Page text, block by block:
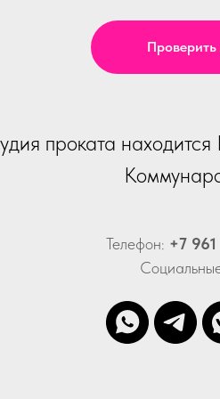
проката
Телефон: +7